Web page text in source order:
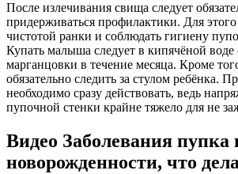
После излечивания свища следует
придерживаться профилактики. Для
чистотой ранки и соблюдать гигиену
Купать малыша следует в кипячёной воде
марганцовки в течение месяца. Кроме
обязательно следить за стулом ребёнка.
необходимо сразу действовать, ведь
пупочной стенки крайне тяжело для не
Видео Заболевания пупка
новорожденности, что